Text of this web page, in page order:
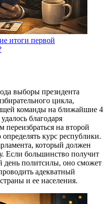
итоги первой
выборы президента
цикла,
команды на ближайшие 4
благодаря
на второй
курс республики.
который должен
Если большинство получит
политсилы, оно сможет
адекватный
и ее населения.